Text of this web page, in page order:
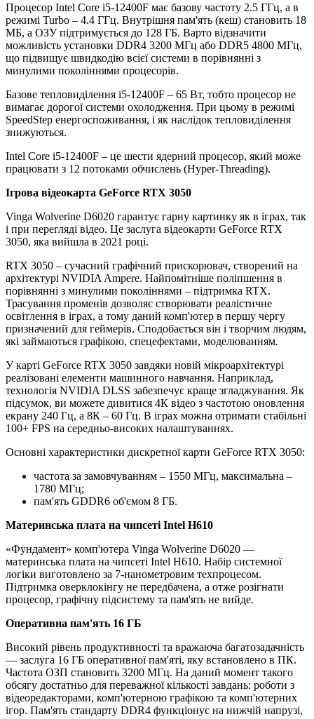
Процесор Intel Core i5-12400F має базову частоту 2.5 ГГц, а в
режимі Turbo – 4.4 ГГц. Внутрішня пам'ять (кеш) становить 18
МБ, а ОЗУ підтримується до 128 ГБ. Варто відзначити
можливість установки DDR4 3200 МГц або DDR5 4800 МГц,
що підвищує швидкодію всієї системи в порівнянні з
минулими поколіннями процесорів.
Базове тепловиділення i5-12400F – 65 Вт, тобто процесор не
вимагає дорогої системи охолодження. При цьому в режимі
SpeedStep енергоспоживання, і як наслідок тепловиділення
знижуються.
Intel Core i5-12400F – це шести ядерний процесор, який може
працювати з 12 потоками обчислень (Hyper-Threading).
Ігрова відеокарта GeForce RTX 3050
Vinga Wolverine D6020 гарантує гарну картинку як в іграх, так
і при перегляді відео. Це заслуга відеокарти GeForce RTX
3050, яка вийшла в 2021 році.
RTX 3050 – сучасний графічний прискорювач, створений на
архітектурі NVIDIA Ampere. Найпомітніше поліпшення в
порівнянні з минулими поколіннями – підтримка RTX.
Трасування променів дозволяє створювати реалістичне
освітлення в іграх, а тому даний комп'ютер в першу чергу
призначений для геймерів. Сподобається він і творчим людям,
які займаються графікою, спецефектами, моделюванням.
У карті GeForce RTX 3050 завдяки новій мікроархітектурі
реалізовані елементи машинного навчання. Наприклад,
технологія NVIDIA DLSS забезпечує краще згладжування. Як
підсумок, ви можете дивитися 4К відео з частотою оновлення
екрану 240 Гц, а 8К – 60 Гц. В іграх можна отримати стабільні
100+ FPS на середньо-високих налаштуваннях.
Основні характеристики дискретної карти GeForce RTX 3050:
частота за замовчуванням – 1550 МГц, максимальна –
1780 МГц;
пам'ять GDDR6 об'ємом 8 ГБ.
Материнська плата на чипсеті Intel H610
«Фундамент» комп'ютера Vinga Wolverine D6020 —
материнська плата на чипсеті Intel H610. Набір системної
логіки виготовлено за 7-нанометровим техпроцесом.
Підтримка оверклокінгу не передбачена, а отже розігнати
процесор, графічну підсистему та пам'ять не вийде.
Оперативна пам'ять 16 ГБ
Високий рівень продуктивності та вражаюча багатозадачність
— заслуга 16 ГБ оперативної пам'яті, яку встановлено в ПК.
Частота ОЗП становить 3200 МГц. На даний момент такого
обсягу достатньо для переважної кількості завдань: роботи з
відеоредакторами, комп'ютерною графікою та комп'ютерних
ігор. Пам'ять стандарту DDR4 функціонує на нижчій напрузі,